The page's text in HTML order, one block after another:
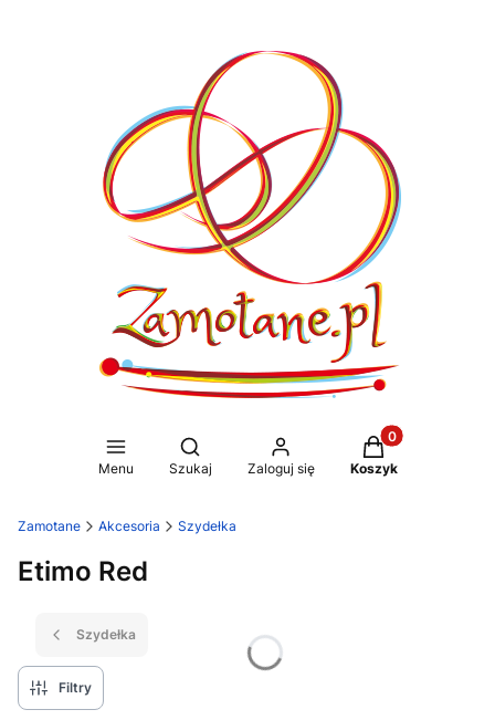
Menu
Otwórz wyszukiwarkę
Szukaj Zaloguj się
Produkty w
Koszyk
Zamotane Akcesoria Szydełka
Etimo Red
Szydełka
Filtry